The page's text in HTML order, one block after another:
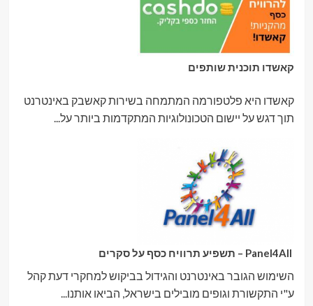
קאשדו תוכנית שותפים
קאשדו היא פלטפורמה המתמחה בשירות קאשבק באינטרנט
תוך דגש על יישום הטכונולוגיות המתקדמות ביותר על...
השימוש הגובר באינטרנט והגידול בביקוש למחקרי דעת קהל
ע"י התקשורת וגופים מובילים בישראל, הביאו אותנו...